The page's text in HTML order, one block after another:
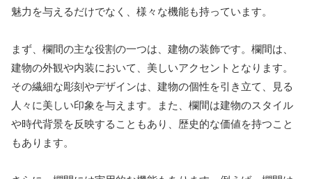
魅力を与えるだけでなく、様々な機能も持っています。
まず、欄間の主な役割の一つは、建物の装飾です。欄間は、
建物の外観や内装において、美しいアクセントとなります。
その繊細な彫刻やデザインは、建物の個性を引き立て、見る
人々に美しい印象を与えます。また、欄間は建物のスタイル
や時代背景を反映することもあり、歴史的な価値を持つこと
もあります。